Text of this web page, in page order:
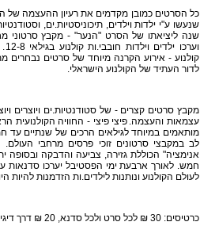
כל הסרטים כמובן מקדמים את רעיון ההעצמה של
שנה ליציאתו של הסרט "הנער" - מקבץ סרטוני
קולנוע - אירוע הקרנה מיוחד של סרטים נבחרים
לדור העתיד של הקולנוע הישראלי.
מקבץ סרטים קצרים - של סטודנטיות.ים ויוצרים
עצמאות והעצמה. פיצי פיצי - החוויה הקולנועית
מותאמים במיוחד לגילאים הרכים של שנתיים עד
לב במקבצי סרטונים זוכי פרסים מרחבי העולם.
אנימציה" הכוללת גזירה, צביעה והדבקה
חמש. לאורך ארבעת ימי הפסטיבל יערכו סדנאות
לעולם הקולנוע ונותנות לילדים.ות הזדמנות להיות
כרטיסים: 30 ₪ לכל סרט ולכל סדנא, 20 ₪ דרך דיגיתלכרטיסיה ב 139 ₪ ל- 6 סרטים.